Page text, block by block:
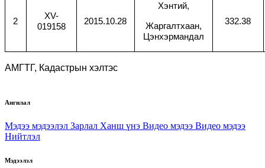
2
XV-
019158
2015.10.28
Хэнтий,
Жаргалтхаан,
Цэнхэрмандал
332.38
АМГТГ, Кадастрын хэлтэс
Ангилал
Мэдээ мэдээлэл Зарлал Ханш үнэ Видео мэдээ Видео мэдээ
Нийтлэл
Мэдээлэл